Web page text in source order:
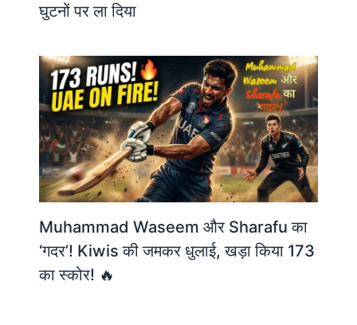
घुटनों पर ला दिया
Muhammad Waseem और Sharafu का
‘गदर’! Kiwis की जमकर धुलाई, खड़ा किया 173
का स्कोर! 🔥